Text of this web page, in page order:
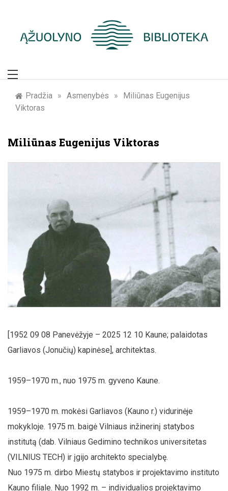
Žymūs Kauno
žmonės: atminimo
Pradžia » Asmenybės »
Miliūnas Eugenijus
Viktoras
Miliūnas Eugenijus Viktoras
[1952 09 08 Panevėžyje – 2025 12 10 Kaune; palaidotas
Garliavos (Jonučių) kapinėse], architektas.
1959–1970 m., nuo 1975 m. gyveno Kaune.
1959–1970 m. mokėsi Garliavos (Kauno r.) vidurinėje
mokykloje. 1975 m. baigė Vilniaus inžinerinį statybos
institutą (dab. Vilniaus Gedimino technikos universitetas
(VILNIUS TECH) ir įgijo architekto specialybę.
Nuo 1975 m. dirbo Miestų statybos ir projektavimo instituto
Kauno filiale. Nuo 1992 m. – individualios projektavimo